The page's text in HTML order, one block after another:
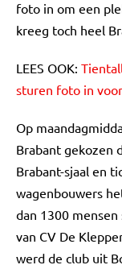
foto in om een
kreeg toch heel
LEES OOK:
sturen foto in
Op
Brabant gekozen
Brabant-sjaal en
wagenbouwers
dan 1300
van CV De
werd de club uit